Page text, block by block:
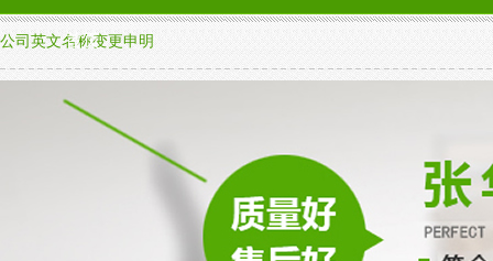
首页
公司英文名称变更申明